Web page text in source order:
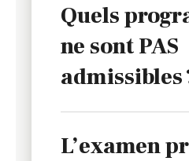
Quels
ne sont PAS
admissibles
L’examen